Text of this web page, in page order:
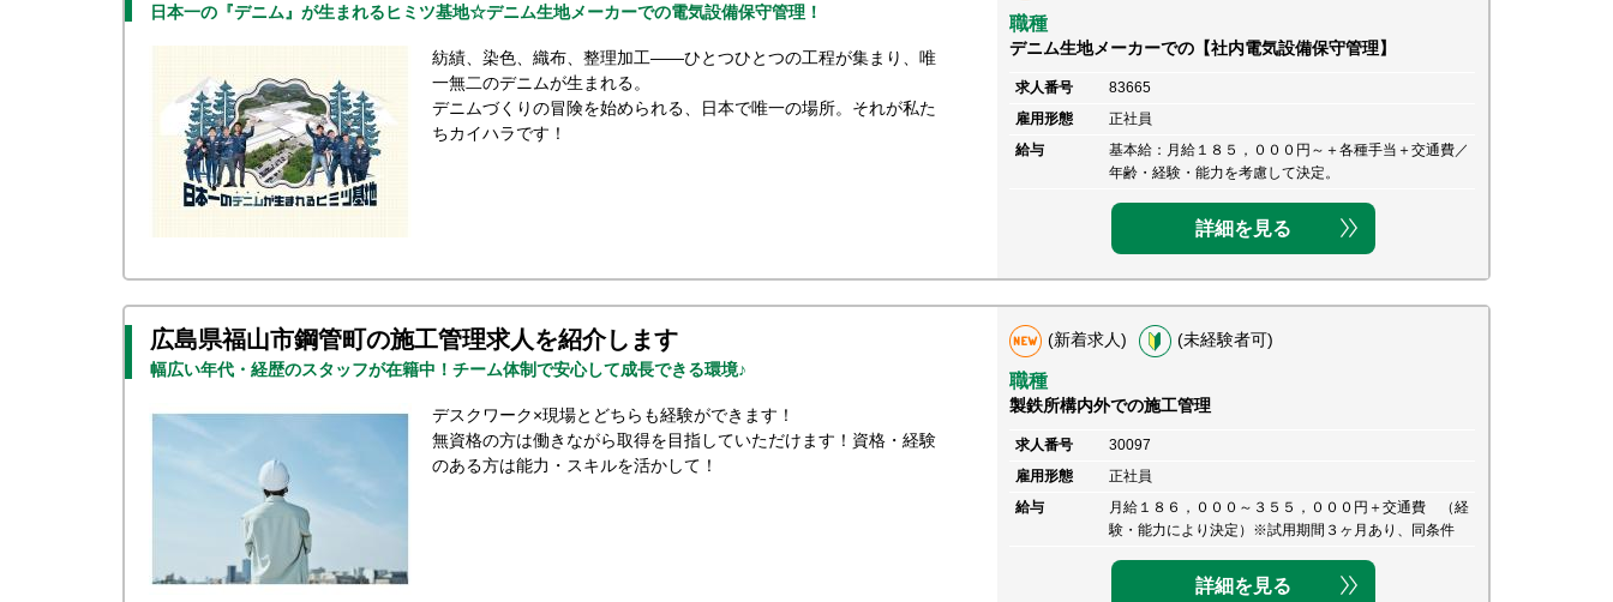
日本一の『デニム』が生まれるヒミツ基地☆デニム生地メーカーでの電気設備保守管理！
紡績、染色、織布、整理加工――ひとつひとつの工程が集まり、唯
一無二のデニムが生まれる。
デニムづくりの冒険を始められる、日本で唯一の場所。それが私た
ちカイハラです！
職種
デニム生地メーカーでの【社内電気設備保守管理】
求人番号
83665
雇用形態
正社員
給与
基本給：月給１８５，０００円～＋各種手当＋交通費／
年齢・経験・能力を考慮して決定。
詳細を見る
広島県福山市鋼管町の施工管理求人を紹介します
幅広い年代・経歴のスタッフが在籍中！チーム体制で安心して成長できる環境♪
デスクワーク×現場とどちらも経験ができます！
無資格の方は働きながら取得を目指していただけます！資格・経験
のある方は能力・スキルを活かして！
(新着求人) (未経験者可)
職種
製鉄所構内外での施工管理
求人番号
30097
雇用形態
正社員
給与
月給１８６，０００～３５５，０００円＋交通費 （経
験・能力により決定）※試用期間３ヶ月あり、同条件
詳細を見る